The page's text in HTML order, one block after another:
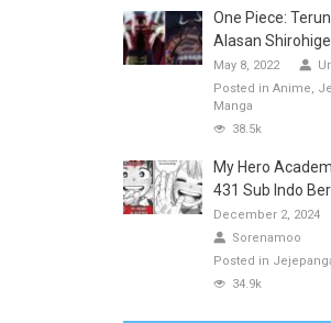
One Piece:
Alasan Shirohige
May 8, 2022
Posted in Anime
Manga
38.5k
My Hero
431 Sub Indo Beri
December 2, 2024
Sorenamoo
Posted in
34.9k